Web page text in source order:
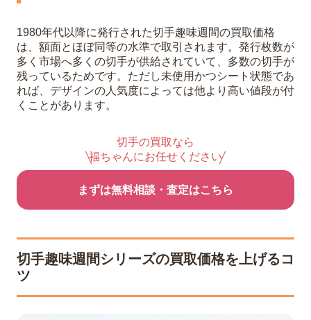
1980年代以降に発行された切手趣味週間の買取価格
は、額面とほぼ同等の水準で取引されます。発行枚数が
多く市場へ多くの切手が供給されていて、多数の切手が
残っているためです。ただし未使用かつシート状態であ
れば、デザインの人気度によっては他より高い値段が付
くことがあります。
切手の買取なら
福ちゃんにお任せください
まずは無料相談・査定はこちら
切手趣味週間シリーズの買取価格を上げるコ
ツ